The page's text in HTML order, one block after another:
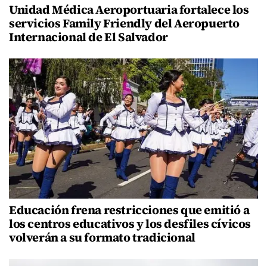
Unidad Médica Aeroportuaria fortalece los
servicios Family Friendly del Aeropuerto
Internacional de El Salvador
Educación frena restricciones que emitió a
los centros educativos y los desfiles cívicos
volverán a su formato tradicional